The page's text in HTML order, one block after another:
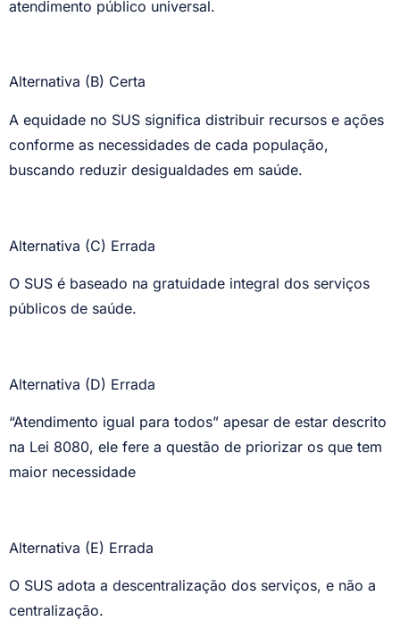
atendimento público universal.
Alternativa (B) Certa
A equidade no SUS significa distribuir recursos e ações
conforme as necessidades de cada população,
buscando reduzir desigualdades em saúde.
Alternativa (C) Errada
O SUS é baseado na gratuidade integral dos serviços
públicos de saúde.
Alternativa (D) Errada
“Atendimento igual para todos” apesar de estar descrito
na Lei 8080, ele fere a questão de priorizar os que tem
maior necessidade
Alternativa (E) Errada
O SUS adota a descentralização dos serviços, e não a
centralização.